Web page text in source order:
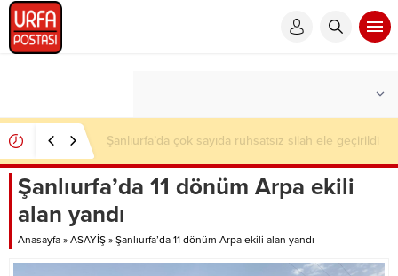
Şanlıurfa’da çok sayıda ruhsatsız silah ele geçirildi
Şanlıurfa’da 11 dönüm Arpa ekili
alan yandı
Anasayfa » ASAYİŞ » Şanlıurfa’da 11 dönüm Arpa ekili alan yandı